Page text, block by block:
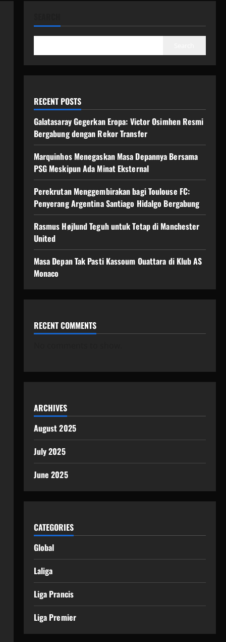
RECENT POSTS
Galatasaray Gegerkan Eropa: Victor Osimhen Resmi
Bergabung dengan Rekor Transfer
Marquinhos Menegaskan Masa Depannya Bersama
PSG Meskipun Ada Minat Eksternal
Perekrutan Menggembirakan bagi Toulouse FC:
Penyerang Argentina Santiago Hidalgo Bergabung
Rasmus Højlund Teguh untuk Tetap di Manchester
United
Masa Depan Tak Pasti Kassoum Ouattara di Klub AS
Monaco
RECENT COMMENTS
ARCHIVES
August 2025
July 2025
June 2025
CATEGORIES
Global
Laliga
Liga Prancis
Liga Premier